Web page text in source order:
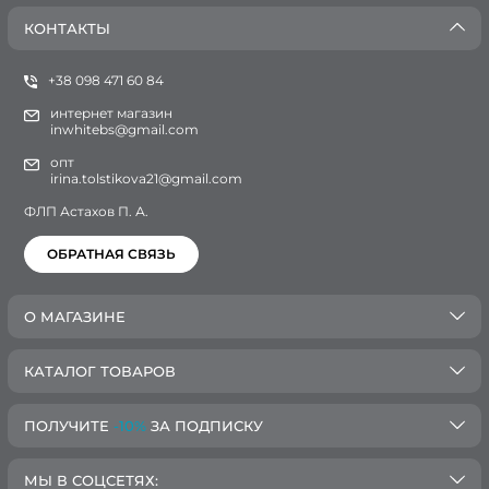
КОНТАКТЫ
+38 098 471 60 84
интернет магазин
inwhitebs@gmail.com
опт
irina.tolstikova21@gmail.com
ФЛП Астахов П. А.
ОБРАТНАЯ СВЯЗЬ
О МАГАЗИНЕ
КАТАЛОГ ТОВАРОВ
ПОЛУЧИТЕ -10% ЗА ПОДПИСКУ
МЫ В СОЦСЕТЯХ: